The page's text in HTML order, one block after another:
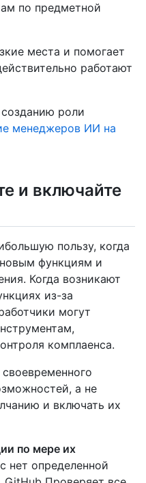
по предметной
места и помогает
работают
роли
менеджеров ИИ на
и включайте
пользу, когда
функциям и
Когда возникают
из-за
могут
комплаенса.
а не
и включать их
по мере их
нет определенной